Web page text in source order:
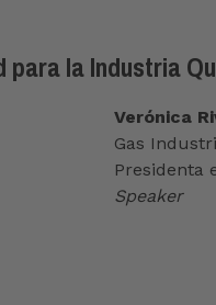
la Industria
Verónica
Gas
Presidenta
Speaker